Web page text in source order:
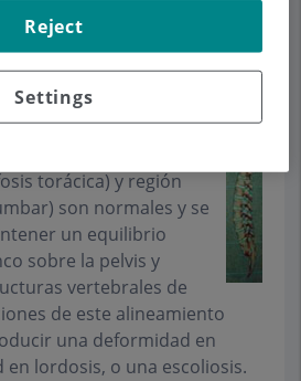
la columna vertebral
parece recta, pero si
apreciancurvas. Estas
torácica) y región
son normales y se
un equilibrio
sobre la pelvis y
vertebrales de
de este alineamiento
una deformidad en
lordosis, o una escoliosis.
Settings
Reject